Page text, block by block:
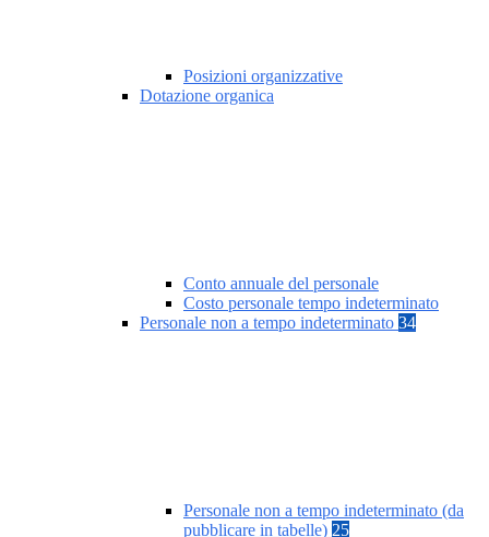
Posizioni organizzative
Dotazione organica
Conto annuale del personale
Costo personale tempo indeterminato
Personale non a tempo indeterminato 34
Personale non a tempo indeterminato (da
pubblicare in tabelle) 25